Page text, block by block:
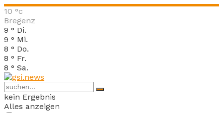
10 °c
Bregenz
9 ° Di.
9 ° Mi.
8 ° Do.
8 ° Fr.
8 ° Sa.
kein Ergebnis
Alles anzeigen